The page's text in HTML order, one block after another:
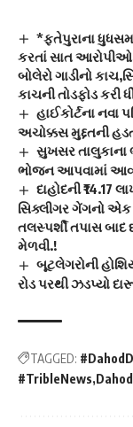
*ફતેપુરાના
કરતાં સાત
બોલેરો ગાડીનો
કાચની તોડફોડ કરી
હાઈકોર્ટના નવા
અચોક્કસ મુદ્દતની
સુખસર તાલુકાના
ભોજન આપવામાં
દાહોદની ₹14.17
સિક્લીગર ગેંગનો એક
તલસ્પર્શી તપાસ બાદ
મેળવી.!
બૂટલેગરોની
રોડ પરથી ઝડપ્યો
TAGGED:
#TribleNews Dahod